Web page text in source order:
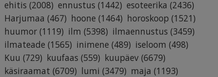
ehitis (2008) ennustus (1442) esoteerika (2436)
Harjumaa (467) hoone (1464) horoskoop (1521)
huumor (1119) ilm (5398) ilmaennustus (3459)
ilmateade (1565) inimene (489) iseloom (498)
Kuu (729) kuufaas (559) kuupäev (6679)
käsiraamat (6709) lumi (3479) maja (1193)